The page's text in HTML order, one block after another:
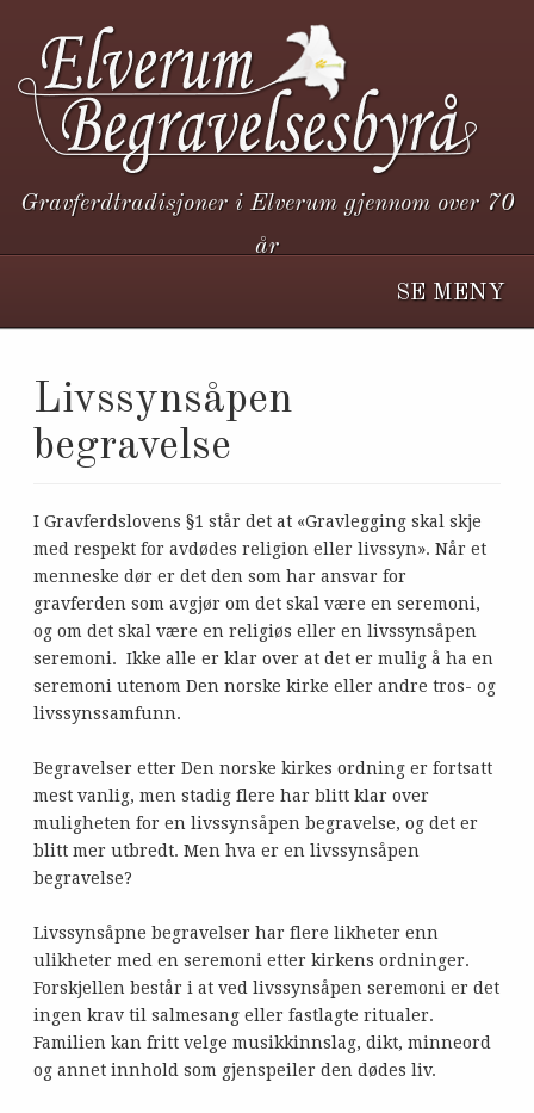
Gravferdtradisjoner i Elverum gjennom over 70
år
SE MENY
Livssynsåpen
begravelse
I Gravferdslovens §1 står det at «Gravlegging skal skje
med respekt for avdødes religion eller livssyn». Når et
menneske dør er det den som har ansvar for
gravferden som avgjør om det skal være en seremoni,
og om det skal være en religiøs eller en livssynsåpen
seremoni. Ikke alle er klar over at det er mulig å ha en
seremoni utenom Den norske kirke eller andre tros- og
livssynssamfunn.
Begravelser etter Den norske kirkes ordning er fortsatt
mest vanlig, men stadig flere har blitt klar over
muligheten for en livssynsåpen begravelse, og det er
blitt mer utbredt. Men hva er en livssynsåpen
begravelse?
Livssynsåpne begravelser har flere likheter enn
ulikheter med en seremoni etter kirkens ordninger.
Forskjellen består i at ved livssynsåpen seremoni er det
ingen krav til salmesang eller fastlagte ritualer.
Familien kan fritt velge musikkinnslag, dikt, minneord
og annet innhold som gjenspeiler den dødes liv.